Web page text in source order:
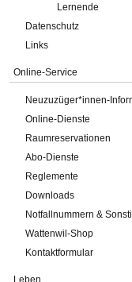
Lernende
Datenschutz
Links
Online-Service
Neuzuzüger*innen-
Online-Dienste
Raumreservationen
Abo-Dienste
Reglemente
Downloads
Notfallnummern &
Wattenwil-Shop
Kontaktformular
Leben